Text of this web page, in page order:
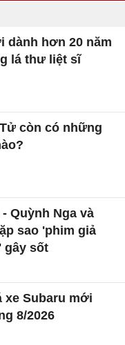
dành hơn 20 năm
lá thư liệt sĩ
còn có những
Quỳnh Nga và
sao 'phim giả
gây sốt
xe Subaru mới
8/2026